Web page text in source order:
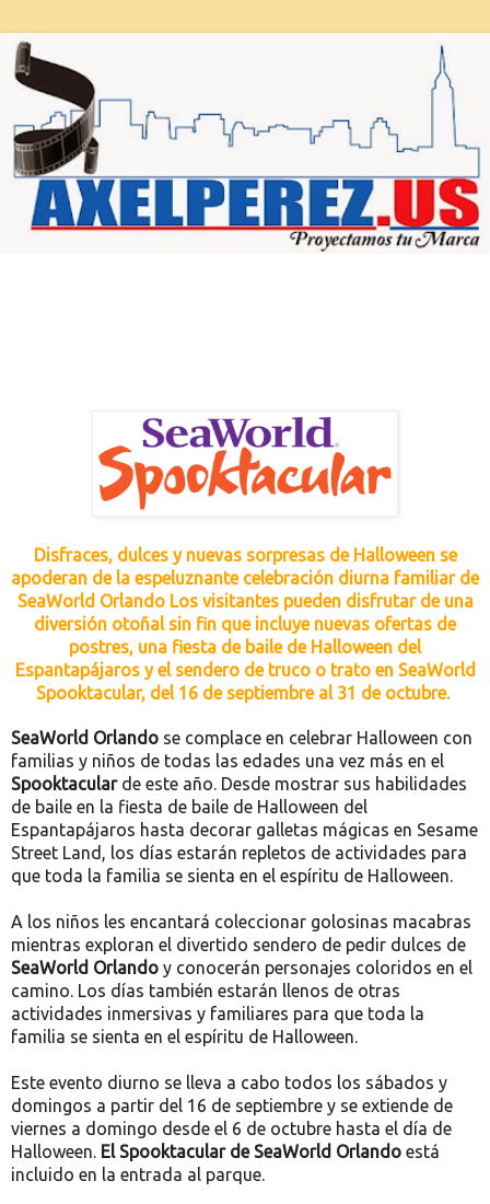
Disfraces, dulces y nuevas sorpresas de Halloween se
apoderan de la espeluznante celebración diurna familiar de
SeaWorld Orlando Los visitantes pueden disfrutar de una
diversión otoñal sin fin que incluye nuevas ofertas de
postres, una fiesta de baile de Halloween del
Espantapájaros y el sendero de truco o trato en SeaWorld
Spooktacular, del 16 de septiembre al 31 de octubre.
SeaWorld Orlando se complace en celebrar Halloween con
familias y niños de todas las edades una vez más en el
Spooktacularde este año. Desde mostrar sus habilidades
de baile en la fiesta de baile de Halloween del
Espantapájaros hasta decorar galletas mágicas en Sesame
Street Land, los días estarán repletos de actividades para
que toda la familia se sienta en el espíritu de Halloween.
A los niños les encantará coleccionar golosinas macabras
mientras exploran el divertido sendero de pedir dulces de
SeaWorld Orlando y conocerán personajes coloridos en el
camino. Los días también estarán llenos de otras
actividades inmersivas y familiares para que toda la
familia se sienta en el espíritu de Halloween.
Este evento diurno se lleva a cabo todos los sábados y
domingos a partir del 16 de septiembre y se extiende de
viernes a domingo desde el 6 de octubre hasta el día de
Halloween. El Spooktacular de SeaWorld Orlando está
incluido en la entrada al parque.